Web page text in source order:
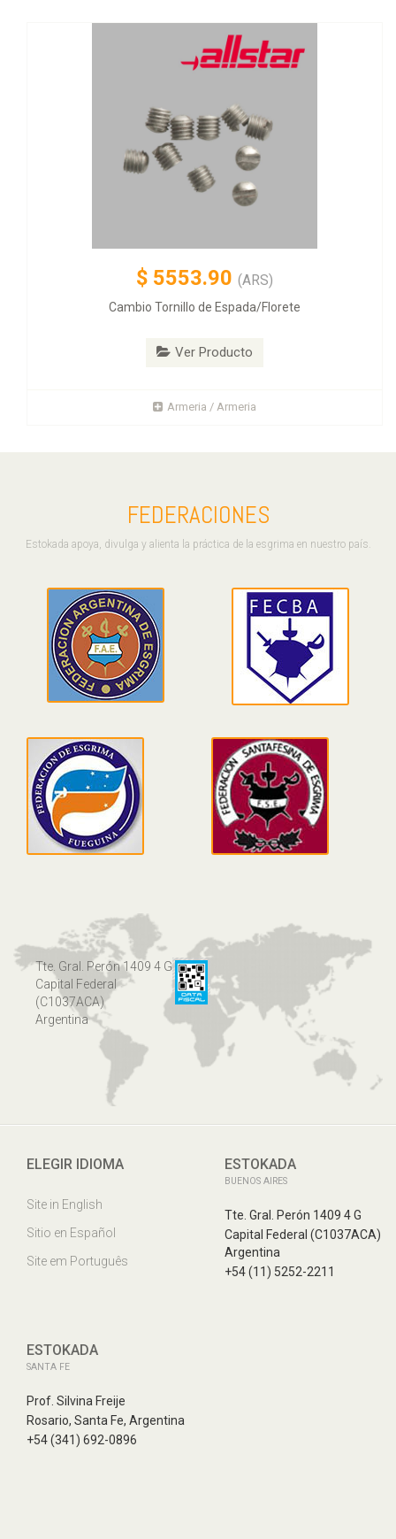
$ 5553.90 (ARS)
Cambio Tornillo de Espada/Florete
Ver Producto
Armeria / Armeria
FEDERACIONES
Estokada apoya, divulga y alienta la práctica de la esgrima en nuestro país.
Tte. Gral. Perón 1409 4 G
Capital Federal
(C1037ACA)
Argentina
ELEGIR IDIOMA
Site in English
Sitio en Español
Site em Português
ESTOKADA
BUENOS AIRES
Tte. Gral. Perón 1409 4 G
Capital Federal (C1037ACA)
Argentina
+54 (11) 5252-2211
ESTOKADA
SANTA FE
Prof. Silvina Freije
Rosario, Santa Fe, Argentina
+54 (341) 692-0896